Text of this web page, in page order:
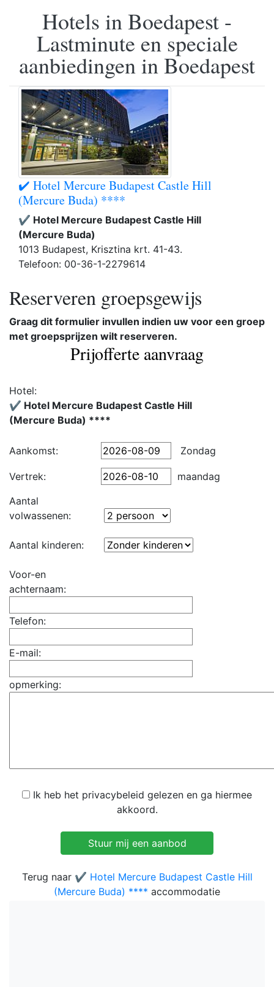
Hotels in Boedapest -
Lastminute en speciale
aanbiedingen in Boedapest
✔️ Hotel Mercure Budapest Castle Hill
(Mercure Buda) ****
✔️ Hotel Mercure Budapest Castle Hill
(Mercure Buda)
1013 Budapest, Krisztina krt. 41-43.
Telefoon: 00-36-1-2279614
Reserveren groepsgewijs
Graag dit formulier invullen indien uw voor een groep
met groepsprijzen wilt reserveren.
Prijofferte aanvraag
Hotel:
✔️ Hotel Mercure Budapest Castle Hill
(Mercure Buda) ****
Aankomst: Zondag
Vertrek:
maandag
Aantal
volwassenen:
Aantal kinderen:
Voor-en
achternaam:
Telefon:
E-mail:
opmerking:
Ik heb het privacybeleid gelezen en ga hiermee
akkoord.
Terug naar ✔️ Hotel Mercure Budapest Castle Hill
(Mercure Buda) **** accommodatie